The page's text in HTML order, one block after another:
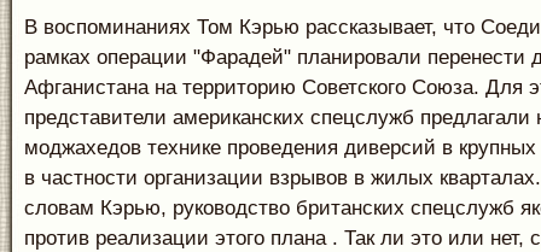
В воспоминаниях Том Кэрью рассказывает, что
рамках операции "Фарадей" планировали перенести
Афганистана на территорию Советского Союза. Для
представители американских спецслужб предлагали
моджахедов технике проведения диверсий в
в частности организации взрывов в жилых
словам Кэрью, руководство британских спецслужб
против реализации этого плана . Так ли это или нет,